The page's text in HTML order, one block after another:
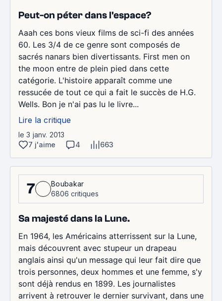
Peut-on péter dans l'espace?
Aaah ces bons vieux films de sci-fi des années
60. Les 3/4 de ce genre sont composés de
sacrés nanars bien divertissants. First men on
the moon entre de plein pied dans cette
catégorie. L'histoire apparaît comme une
ressucée de tout ce qui a fait le succès de H.G.
Wells. Bon je n'ai pas lu le livre...
Lire la critique
le 3 janv. 2013
7 j'aime
4 663
7
Boubakar
6806 critiques
Sa majesté dans la Lune.
En 1964, les Américains atterrissent sur la Lune,
mais découvrent avec stupeur un drapeau
anglais ainsi qu'un message qui leur fait dire que
trois personnes, deux hommes et une femme, s'y
sont déjà rendus en 1899. Les journalistes
arrivent à retrouver le dernier survivant, dans une